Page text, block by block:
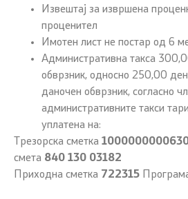
Извештај за извршена
проценител
Имотен лист не постар од 6
Административна такса
обврзник, односно 250,00
даночен обврзник, согласно
административните такси
уплатена на:
Трезорска сметка
смета 840 130 03182
Приходна сметка 722315